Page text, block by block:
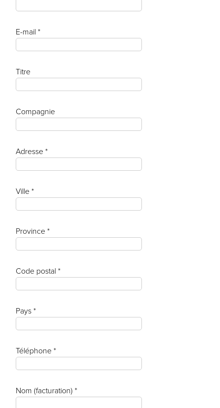
E-mail *
Titre
Compagnie
Adresse *
Ville *
Province *
Code postal *
Pays *
Téléphone *
Nom (facturation) *